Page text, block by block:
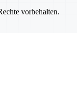
vorbehalten.